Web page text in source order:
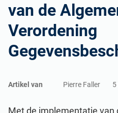
NIS2
DORA
Op Soort
Waar te beginnen
Industrieën
Consultants
Over Ons
Begin nu
van de
Verordening
Artikel van Pierre Faller 5
Met de implementatie van